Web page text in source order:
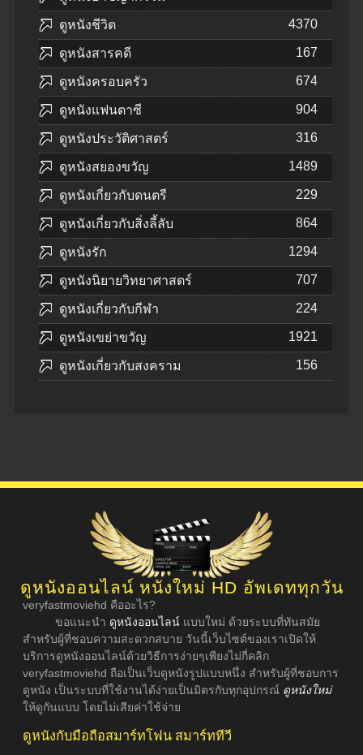
ดูหนังชีวิต 4370
ดูหนังสารคดี 167
ดูหนังครอบครัว 674
ดูหนังแฟนตาซี 904
ดูหนังประวัติศาสตร์ 316
ดูหนังสยองขวัญ 1489
ดูหนังเกี่ยวกับดนตรี 229
ดูหนังเกี่ยวกับสิ่งลี้ลับ 864
ดูหนังรัก 1294
ดูหนังนิยายวิทยาศาสตร์ 707
ดูหนังเกี่ยวกับกีฬา 224
ดูหนังเขย่าขวัญ 1921
ดูหนังเกี่ยวกับสงคราม 156
ดูหนังออนไลน์ หนังใหม่ HD อัพเดททุกวัน
veryfastmoviehd คืออะไร?
ขอแนะนำ ดูหนังออนไลน์ แบบใหม่ ด้วยระบบที่ทันสมัย
สำหรับผู้ที่ชอบความสะดวกสบาย วันนี้เว็บไซต์ของเราเปิดให้
บริการดูหนังออนไลน์ด้วยวิธีการง่ายๆเพียงไม่กี่คลิก
veryfastmoviehd ถือเป็นเว็บดูหนังรูปแบบหนึ่ง สำหรับผู้ที่ชอบการ
ดูหนัง เป็นระบบที่ใช้งานได้ง่ายเป็นมิตรกับทุกอุปกรณ์ ดูหนังใหม่
ให้ดูกันแบบ โดยไม่เสียค่าใช้จ่าย
ดูหนังกับมือถือสมาร์ทโฟน สมาร์ททีวี